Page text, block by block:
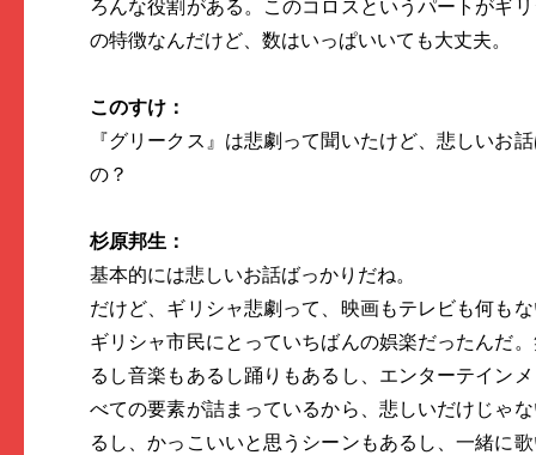
ろんな役割がある。このコロスというパートがギ
の特徴なんだけど、数はいっぱいいても大丈夫。
このすけ：
『グリークス』は悲劇って聞いたけど、悲しいお
の？
杉原邦生：
基本的には悲しいお話ばっかりだね。
だけど、ギリシャ悲劇って、映画もテレビも何も
ギリシャ市民にとっていちばんの娯楽だったんだ
るし音楽もあるし踊りもあるし、エンターテイン
べての要素が詰まっているから、悲しいだけじゃ
るし、かっこいいと思うシーンもあるし、一緒に